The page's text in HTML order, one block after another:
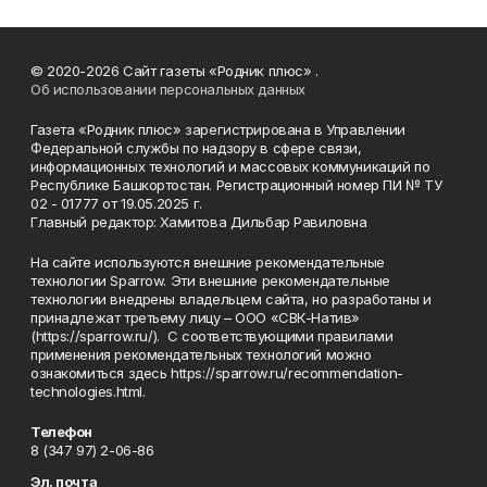
© 2020-2026 Сайт газеты «Родник плюс» .
Об использовании персональных данных
Газета «Родник плюс» зарегистрирована в Управлении
Федеральной службы по надзору в сфере связи,
информационных технологий и массовых коммуникаций по
Республике Башкортостан. Регистрационный номер ПИ № ТУ
02 - 01777 от 19.05.2025 г.
Главный редактор: Хамитова Дильбар Равиловна
На сайте используются внешние рекомендательные
технологии Sparrow. Эти внешние рекомендательные
технологии внедрены владельцем сайта, но разработаны и
принадлежат третьему лицу – ООО «СВК-Натив»
(https://sparrow.ru/). С соответствующими правилами
применения рекомендательных технологий можно
ознакомиться здесь https://sparrow.ru/recommendation-
technologies.html.
Телефон
8 (347 97) 2-06-86
Эл. почта